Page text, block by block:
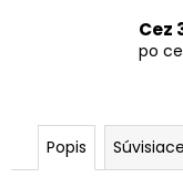
Cez
po
Popis